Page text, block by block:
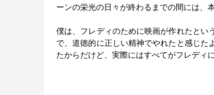
ーンの栄光の日々が終わるまでの間には、
僕は、フレディのために映画が作れたとい
で、道徳的に正しい精神でやれたと感じた
たからだけど、実際にはすべてがフレディ